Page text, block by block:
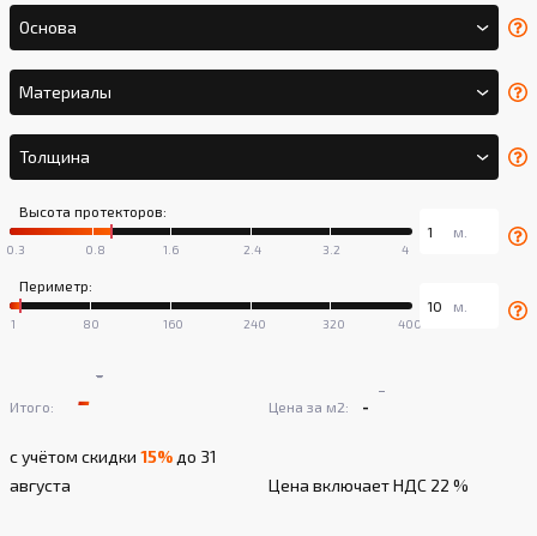
Основа
Материалы
Толщина
Высота протекторов:
Периметр:
Итого: -
-
с учётом скидки 15%до 31
августа
Цена за м2: -
-
Цена включает НДС 22 %